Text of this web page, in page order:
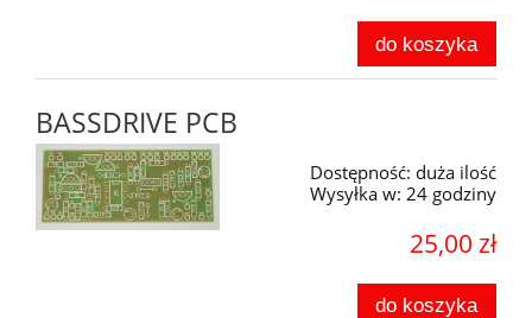
do koszyka
BASSDRIVE PCB
Dostępność: duża ilość
Wysyłka w: 24 godziny
25,00 zł
do koszyka